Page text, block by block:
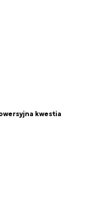
kwestia